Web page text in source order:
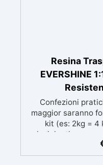
Resina
EVERSHINE
Confezioni
maggior saranno
kit (es: 2kg = 4
principianti: a
inizia. Sempre
brillante e